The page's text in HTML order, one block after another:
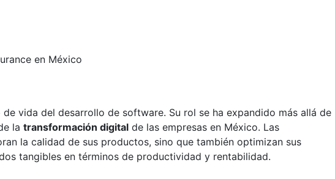
vida del desarrollo de software. Su rol se ha expandido más allá de
la transformación digital de las empresas en México. Las
la calidad de sus productos, sino que también optimizan sus
tangibles en términos de productividad y rentabilidad.